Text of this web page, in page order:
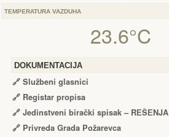
TEMPERATURA VAZDUHA
23.6°C
DOKUMENTACIJA
🔗 Službeni glasnici
🔗 Registar propisa
🔗 Jedinstveni birački spisak – RЕŠЕNJA
🔗 Privreda Grada Požarevca